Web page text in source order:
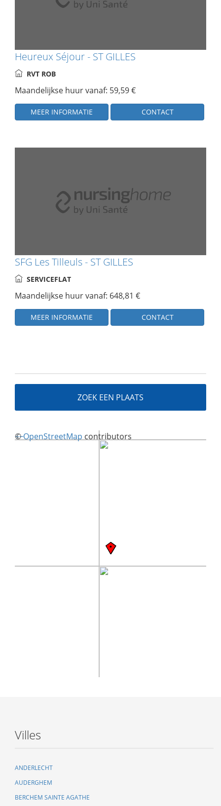
Heureux Séjour - ST GILLES
RVT ROB
Maandelijkse huur vanaf: 59,59 €
MEER INFORMATIE CONTACT
SFG Les Tilleuls - ST GILLES
SERVICEFLAT
Maandelijkse huur vanaf: 648,81 €
MEER INFORMATIE CONTACT
ZOEK EEN PLAATS
+−
©OpenStreetMap contributors
Villes
ANDERLECHT
AUDERGHEM
BERCHEM SAINTE AGATHE